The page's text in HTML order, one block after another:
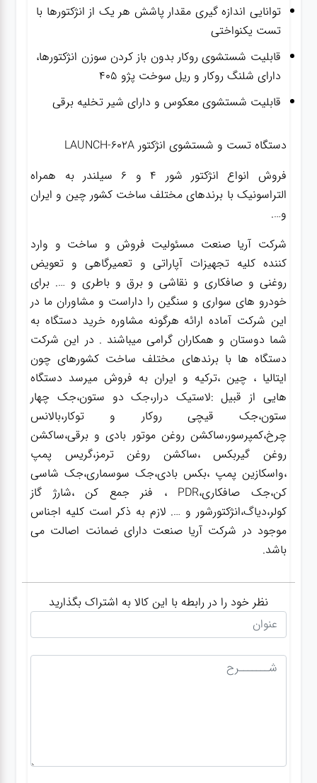
توانایی اندازه گیری مقدار پاشش هر یک از انژکتورها با
تست یکنواختی
قابلیت شستشوی روکار بدون باز کردن سوزن انژکتورها،
دارای شلنگ روکار و ریل سوخت پژو ۴۰۵
قابلیت شستشوی معکوس و دارای شیر تخلیه برقی
دستگاه تست و شستشوی انژکتور LAUNCH-602A
فروش انواع انژکتور شور 4 و 6 سیلندر به همراه
التراسونیک با برندهای مختلف ساخت کشور چین و ایران
و….
شرکت آریا صنعت مسئولیت فروش و ساخت و وارد
کننده کلیه تجهیزات آپاراتی و تعمیرگاهی و تعویض
روغنی و صافکاری و نقاشی و برق و باطری و …. برای
خودرو های سواری و سنگین را داراست و مشاوران ما در
این شرکت آماده ارائه هرگونه مشاوره خرید دستگاه به
شما دوستان و همکاران گرامی میباشند . در این شرکت
دستگاه ها با برندهای مختلف ساخت کشورهای چون
ایتالیا ، چین ،ترکیه و ایران به فروش میرسد دستگاه
هایی از قبیل :لاستیک درار،جک دو ستون،جک چهار
ستون،جک قیچی روکار و توکار،بالانس
چرخ،کمپرسور،ساکشن روغن موتور بادی و برقی،ساکشن
روغن گیربکس ،ساکشن روغن ترمز،گریس پمپ
،واسکازین پمپ ،بکس بادی،جک سوسماری،جک شاسی
کن،جک صافکاری،PDR ، فنر جمع کن ،شارژ گاز
کولر،دیاگ،انژکتورشور و …. لازم به ذکر است کلیه اجناس
موجود در شرکت آریا صنعت دارای ضمانت اصالت می
باشد.
نظر خود را در رابطه با این کالا به اشتراک بگذارید